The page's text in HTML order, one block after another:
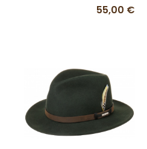
55,00 €